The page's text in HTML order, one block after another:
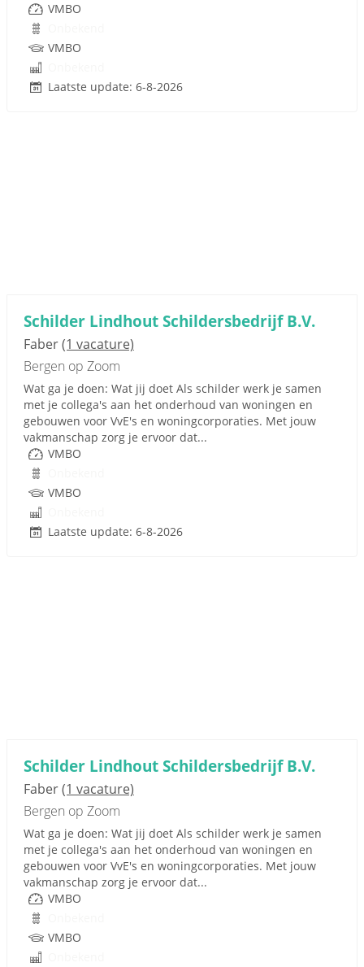
VMBO
VMBO
Laatste update: 6-8-2026
Schilder Lindhout Schildersbedrijf B.V.
Faber(1 vacature)
Bergen op Zoom
Wat ga je doen: Wat jij doet Als schilder werk je samen
met je collega's aan het onderhoud van woningen en
gebouwen voor VvE's en woningcorporaties. Met jouw
vakmanschap zorg je ervoor dat...
VMBO
VMBO
Laatste update: 6-8-2026
Schilder Lindhout Schildersbedrijf B.V.
Faber(1 vacature)
Bergen op Zoom
Wat ga je doen: Wat jij doet Als schilder werk je samen
met je collega's aan het onderhoud van woningen en
gebouwen voor VvE's en woningcorporaties. Met jouw
vakmanschap zorg je ervoor dat...
VMBO
VMBO